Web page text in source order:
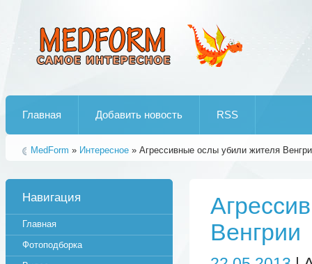
Главная Добавить новость RSS
MedForm » Интересное » Агрессивные ослы убили жителя
Венгрии
Навигация
Главная
Фотоподборка